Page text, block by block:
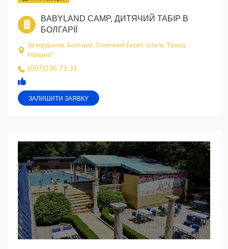
BABYLAND CAMP, ДИТЯЧИЙ ТАБІР В
БОЛГАРІЇ
За кордоном, Болгарія, Сонячний Берег, готель "Гранд
Нірвана"
(097)236 73 31
ЗАЛИШИТИ ЗАЯВКУ